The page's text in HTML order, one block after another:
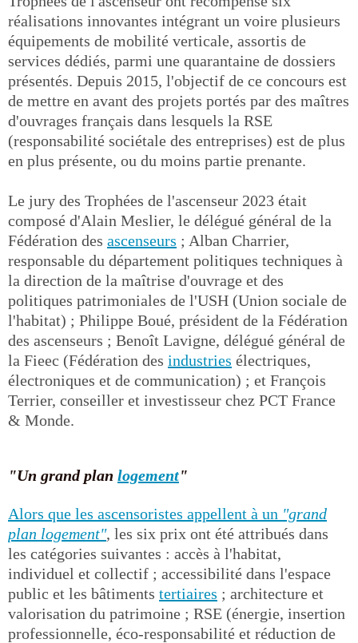
réalisations innovantes intégrant un voire plusieurs
équipements de mobilité verticale, assortis de
services dédiés, parmi une quarantaine de dossiers
présentés. Depuis 2015, l'objectif de ce concours est
de mettre en avant des projets portés par des maîtres
d'ouvrages français dans lesquels la RSE
(responsabilité sociétale des entreprises) est de plus
en plus présente, ou du moins partie prenante.
Le jury des Trophées de l'ascenseur 2023 était
composé d'Alain Meslier, le délégué général de la
Fédération des ascenseurs ; Alban Charrier,
responsable du département politiques techniques à
la direction de la maîtrise d'ouvrage et des
politiques patrimoniales de l'USH (Union sociale de
l'habitat) ; Philippe Boué, président de la Fédération
des ascenseurs ; Benoît Lavigne, délégué général de
la Fieec (Fédération des industries électriques,
électroniques et de communication) ; et François
Terrier, conseiller et investisseur chez PCT France
& Monde.
"Un grand plan logement"
Alors que les ascensoristes appellent à un "grand
plan logement", les six prix ont été attribués dans
les catégories suivantes : accès à l'habitat,
individuel et collectif ; accessibilité dans l'espace
public et les bâtiments tertiaires ; architecture et
valorisation du patrimoine ; RSE (énergie, insertion
professionnelle, éco-responsabilité et réduction de